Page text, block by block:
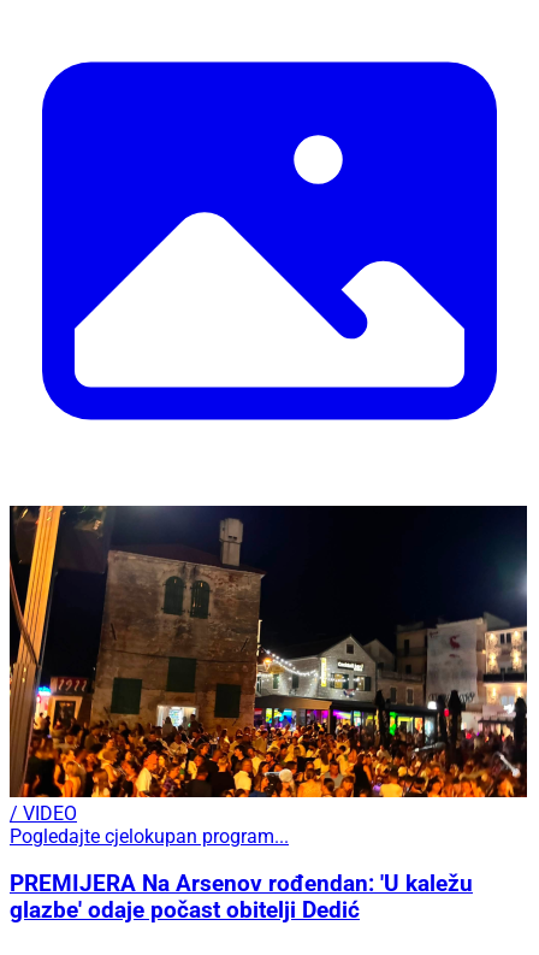
/ VIDEO
Pogledajte cjelokupan program...
PREMIJERA Na Arsenov rođendan: 'U kaležu
glazbe' odaje počast obitelji Dedić